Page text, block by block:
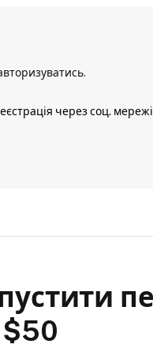
.
через соц. мережі